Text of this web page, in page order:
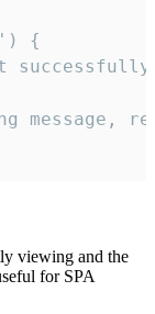
{
message,
viewing and the
for SPA